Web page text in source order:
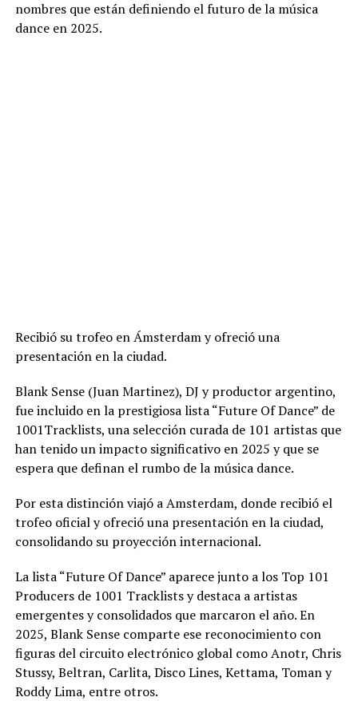
nombres que están definiendo el futuro de la música
dance en 2025.
Recibió su trofeo en Ámsterdam y ofreció una
presentación en la ciudad.
Blank Sense (Juan Martinez), DJ y productor argentino,
fue incluido en la prestigiosa lista “Future Of Dance” de
1001Tracklists, una selección curada de 101 artistas que
han tenido un impacto significativo en 2025 y que se
espera que definan el rumbo de la música dance.
Por esta distinción viajó a Amsterdam, donde recibió el
trofeo oficial y ofreció una presentación en la ciudad,
consolidando su proyección internacional.
La lista “Future Of Dance” aparece junto a los Top 101
Producers de 1001 Tracklists y destaca a artistas
emergentes y consolidados que marcaron el año. En
2025, Blank Sense comparte ese reconocimiento con
figuras del circuito electrónico global como Anotr, Chris
Stussy, Beltran, Carlita, Disco Lines, Kettama, Toman y
Roddy Lima, entre otros.